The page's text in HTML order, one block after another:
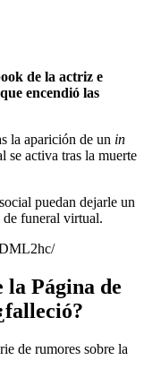
de la actriz e
encendió las
la aparición de un in
se activa tras la muerte
puedan dejarle un
de funeral virtual.
la Página de
de rumores sobre la